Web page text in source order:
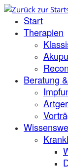
Zum
Inhalt
springen
Start
Therapien
Beratung